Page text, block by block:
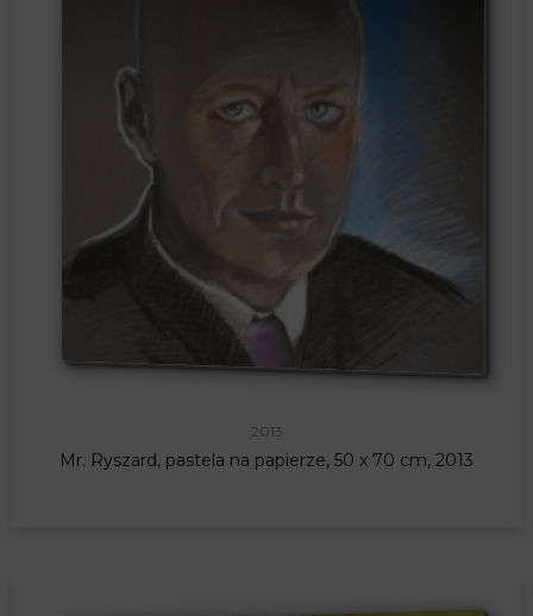
2013
Mr. Ryszard, pastela na papierze, 50 x 70 cm, 2013